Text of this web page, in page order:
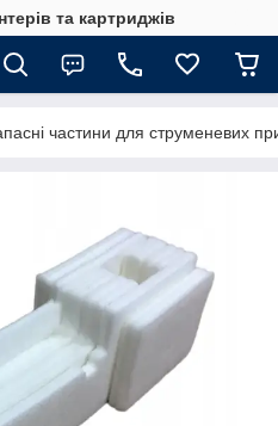
та картриджів
частини для струменевих